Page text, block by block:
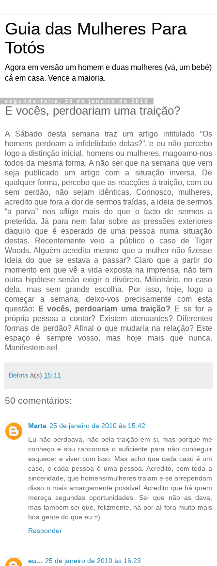
Guia das Mulheres Para
Totós
Agora em versão um homem e duas mulheres (vá, um bebé)
cá em casa. Vence a maioria.
segunda-feira, 25 de janeiro de 2010
E vocês, perdoariam uma traição?
A Sábado desta semana traz um artigo intitulado “Os
homens perdoam a infidelidade delas?”, e eu não percebo
logo a distinção inicial, homens ou mulheres, magoamo-nos
todos da mesma forma. A não ser que na semana que vem
seja publicado um artigo com a situação inversa. De
qualquer forma, percebo que as reacções à traição, com ou
sem perdão, não sejam idênticas. Connosco, mulheres,
acredito que fora a dor de sermos traídas, a ideia de sermos
“a parva” nos aflige mais do que o facto de sermos a
preterida. Já para nem falar sobre as pressões exteriores
daquilo que é esperado de uma pessoa numa situação
destas. Recentemente veio a público o caso de Tiger
Woods. Alguém acredita mesmo que a mulher não fizesse
ideia do que se estava a passar? Claro que a partir do
momento em que vê a vida exposta na imprensa, não tem
outra hipótese senão exigir o divórcio. Milionário, no caso
dela, mas sem grande escolha. Por isso, hoje, logo a
começar a semana, deixo-vos precisamente com esta
questão:
E vocês, perdoariam uma traição? E se for a
própria pessoa a contar? Existem atenuantes? Diferentes
formas de perdão? Afinal o que mudaria na relação? Este
espaço é sempre vosso, mas hoje mais que nunca.
Manifestem-se!
Belota à(s) 15:11
50 comentários:
Marta 25 de janeiro de 2010 às 15:42
Eu não perdoava, não pela traição em si, mas porque me
conheço e sou rancorosa o suficiente para não conseguir
esquecer e viver com isso. Mas acho que cada caso é um
caso, e cada pessoa é uma pessoa. Acredito, com toda a
sinceridade, que homens/mulheres traiam e se arrependam
disso o mais amargamente possível. Acredito que há quem
mereça segundas oportunidades. Sei que não as dava,
mas também sei que, felizmente, há por aí fora muito mais
boa gente do que eu =)
Responder
eu... 25 de janeiro de 2010 às 16:23